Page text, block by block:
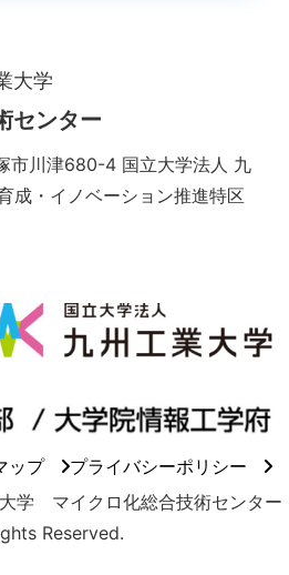
大学
センター
市川津680-4 国立大学法人 九
成・イノベーション推進特区
プライバシーポリシー
ップ
学 マイクロ化総合技術センター
Reserved.